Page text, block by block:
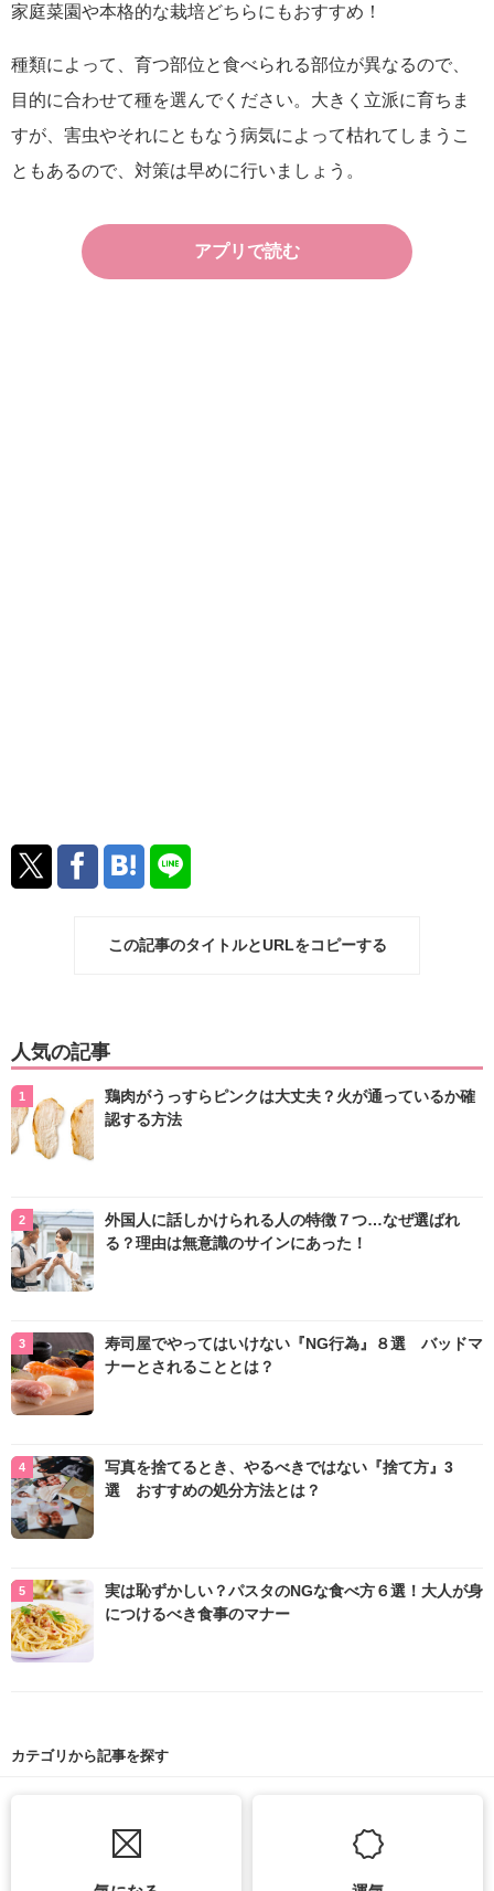
家庭菜園や本格的な栽培どちらにもおすすめ！
種類によって、育つ部位と食べられる部位が異なるので、
目的に合わせて種を選んでください。大きく立派に育ちま
すが、害虫やそれにともなう病気によって枯れてしまうこ
ともあるので、対策は早めに行いましょう。
アプリで読む
この記事のタイトルとURLをコピーする
人気の記事
鶏肉がうっすらピンクは大丈夫？火が通っているか確
認する方法
外国人に話しかけられる人の特徴７つ…なぜ選ばれ
る？理由は無意識のサインにあった！
寿司屋でやってはいけない『NG行為』８選 バッドマ
ナーとされることとは？
写真を捨てるとき、やるべきではない『捨て方』3
選 おすすめの処分方法とは？
実は恥ずかしい？パスタのNGな食べ方６選！大人が身
につけるべき食事のマナー
カテゴリから記事を探す